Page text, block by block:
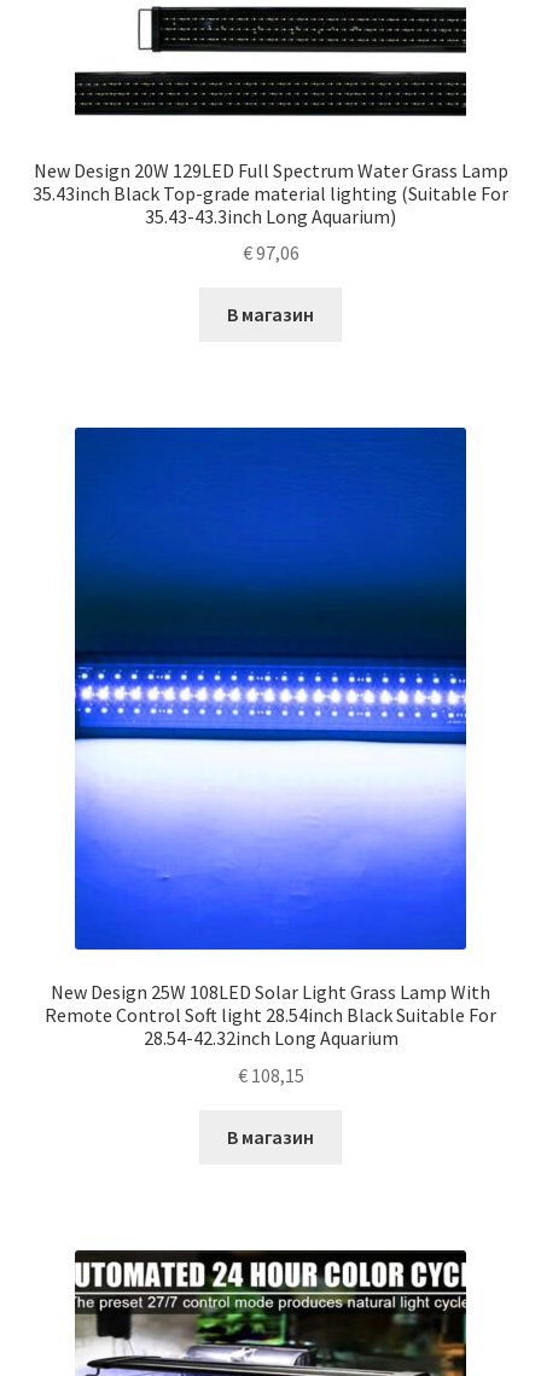
New Design 20W 129LED Full Spectrum Water Grass Lamp
35.43inch Black Top-grade material lighting (Suitable For
35.43-43.3inch Long Aquarium)
€97,06
В магазин
New Design 25W 108LED Solar Light Grass Lamp With
Remote Control Soft light 28.54inch Black Suitable For
28.54-42.32inch Long Aquarium
€108,15
В магазин